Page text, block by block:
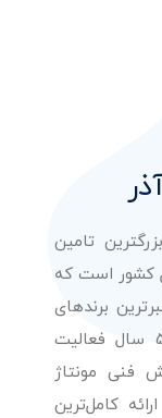
تامین
کشور است که
برندهای
شناخته شده بین‌المللی را در طول 50 سال فعالیت
فنی مونتاژ
کامل‌ترین